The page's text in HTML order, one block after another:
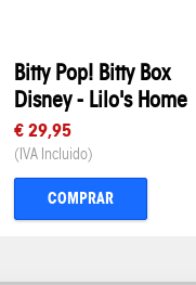
Bitty Pop! Bitty Box
Disney - Lilo's Home
€ 29,95
(IVA Incluido)
COMPRAR